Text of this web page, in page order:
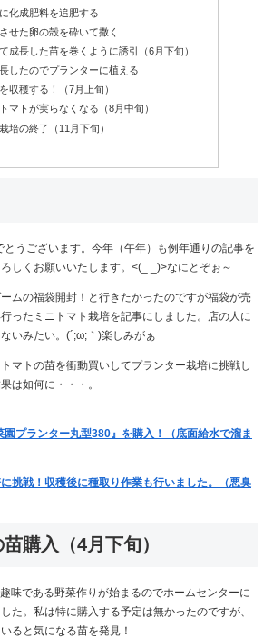
化成肥料を追肥する
せた卵の殻を砕いて撒く
成長した苗を巻くように誘引（6月下旬）
したのでプランターに植える
収穫する！（7月上旬）
マトが実らなくなる（8月中旬）
培の終了（11月下旬）
うございます。今年（午年）も例年通りの記事を
しくお願いいたします。<(_ _)>なにとぞぉ～
ムの福袋開封！と行きたかったのですが福袋が売
ったミニトマト栽培を記事にしました。店の人に
いみたい。(´;ω;｀)楽しみがぁ
マトの苗を衝動買いしてプランター栽培に挑戦し
は如何に・・・。
園プランター丸型380』を購入！（底面給水で溜ま
挑戦！収穫後に種取り作業も行いました。（悪臭
購入（4月下旬）
味である野菜作りが始まるのでホームセンターに
た。私は特に購入する予定は無かったのですが、
ると気になる苗を発見！